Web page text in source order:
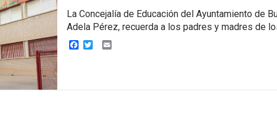
La Concejalía de Educación del Ayuntamiento de
Adela Pérez, recuerda a los padres y madres de
Facebook
TwitterEmail